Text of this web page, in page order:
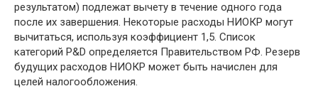
результатом) подлежат вычету в течение одного года
после их завершения. Некоторые расходы НИОКР могут
вычитаться, используя коэффициент 1,5. Список
категорий Р&D определяется Правительством РФ. Резерв
будущих расходов НИОКР может быть начислен для
целей налогообложения.